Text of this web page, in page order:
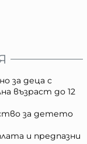
за деца с
възраст до 12
за детето
и предпазни